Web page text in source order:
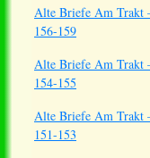
Alte Briefe Am Trakt
156-159
Alte Briefe Am Trakt
154-155
Alte Briefe Am Trakt
151-153